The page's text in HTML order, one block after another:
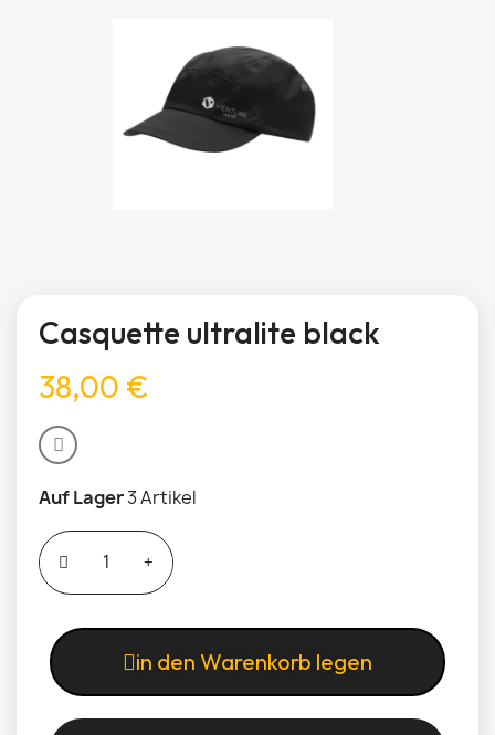
Casquette ultralite black
38,00 €
Auf Lager3 Artikel
in den Warenkorb legen